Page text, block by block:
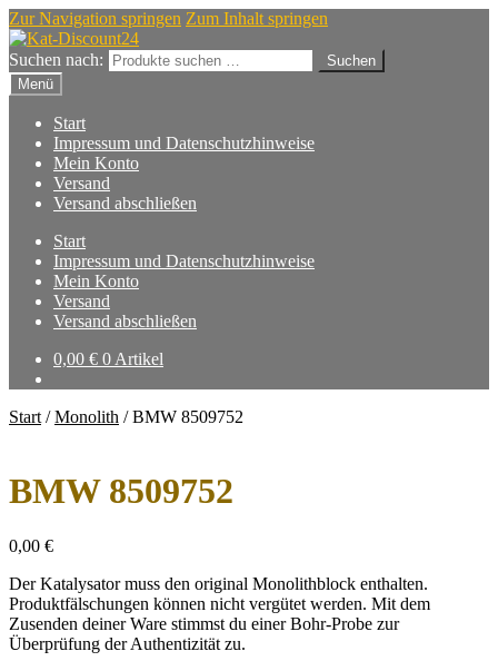
Zur Navigation springen Zum Inhalt springen
Suchen nach:
Suchen
Menü
Start
Impressum und Datenschutzhinweise
Mein Konto
Versand
Versand abschließen
Start
Impressum und Datenschutzhinweise
Mein Konto
Versand
Versand abschließen
0,00 € 0 Artikel
Start /Monolith /BMW 8509752
BMW 8509752
0,00 €
Der Katalysator muss den original Monolithblock enthalten.
Produktfälschungen können nicht vergütet werden. Mit dem
Zusenden deiner Ware stimmst du einer Bohr-Probe zur
Überprüfung der Authentizität zu.